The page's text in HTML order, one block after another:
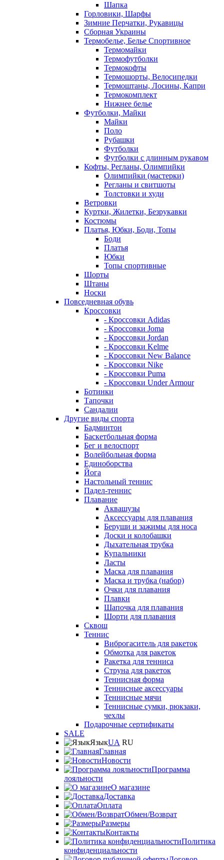
Шапка
Горловики, Шарфы
Зимние Перчатки, Рукавицы
Сборная Украины
Термобелье, Белье Спортивное
Термомайки
Термофутболки
Термокофты
Термошорты, Велосипедки
Термоштаны, Лосины, Капри
Термокомплект
Нижнее белье
Футболки, Майки
Майки
Поло
Рубашки
Футболки
Футболки с длинным рукавом
Кофты, Регланы, Олимпийки
Олимпийки (мастерки)
Регланы и свитшоты
Толстовки и худи
Ветровки
Куртки, Жилетки, Безрукавки
Костюмы
Платья, Юбки, Боди, Топы
Боди
Платья
Юбки
Топы спортивные
Шорты
Штаны
Носки
Повседневная обувь
Кроссовки
- Кроссовки Adidas
- Кроссовки Joma
- Кроссовки Jordan
- Кроссовки Kelme
- Кроссовки New Balance
- Кроссовки Nike
- Кроссовки Puma
- Кроссовки Under Armour
Ботинки
Тапочки
Сандалии
Другие виды спорта
Бадминтон
Баскетбольная форма
Бег и велоспорт
Волейбольная форма
Единоборства
Йога
Настольный теннис
Падел-теннис
Плавание
Аквашузы
Аксессуары для плавания
Беруши и зажимы для носа
Доски и колобашки
Дыхательная трубка
Купальники
Ласты
Маска для плавания
Маска и трубка (набор)
Очки для плавания
Плавки
Шапочка для плавания
Шорти для плавания
Сквош
Теннис
Виброгаситель для ракеток
Обмотка для ракеток
Ракетка для тенниса
Струна для ракеток
Теннисная форма
Теннисные аксессуары
Теннисные мячи
Теннисные сумки, рюкзаки,
чехлы
Подарочные сертификаты
SALE
ЯзыкUA RU
Главная
Новости
Программа
лояльности
О магазине
Доставка
Оплата
Обмен/Возврат
Размеры
Контакты
Политика
конфиденциальности